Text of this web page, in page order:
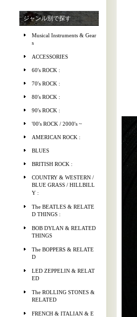
ジャンル別で探す
Musical Instruments & Gear
s
ACCESSORIES
60's ROCK :
70's ROCK :
80's ROCK :
90's ROCK :
'00's ROCK / 2000's ~
AMERICAN ROCK :
BLUES
BRITISH ROCK :
COUNTRY & WESTERN /
BLUE GRASS / HILLBILL
Y :
The BEATLES & RELATE
D THINGS :
BOB DYLAN & RELATED
THINGS
The BOPPERS & RELATE
D
LED ZEPPELIN & RELAT
ED
The ROLLING STONES &
RELATED
FRENCH & ITALIAN & E